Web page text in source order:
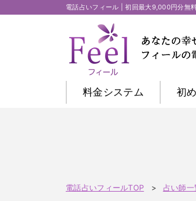
電話占いフィール | 初回最大9,000円分無料
料金システム 初
電話占いフィールTOP 占い師一